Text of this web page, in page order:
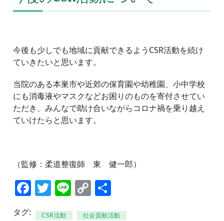
今後も少しでも地域に貢献できるようCSR活動を続け
ていきたいと思います。
当院のある本巣市や近郊の保育園や幼稚園、小中学校
にも消毒液やマスクなどお困りのものを寄付させてい
ただき、みんなで助け合いながらコロナ禍を乗り越え
ていけたらと思います。
（監修：柔道整復師 東 健一郎）
Facebook
Twitter
LineCopy
Link
タグ: CSR活動 社会貢献活動